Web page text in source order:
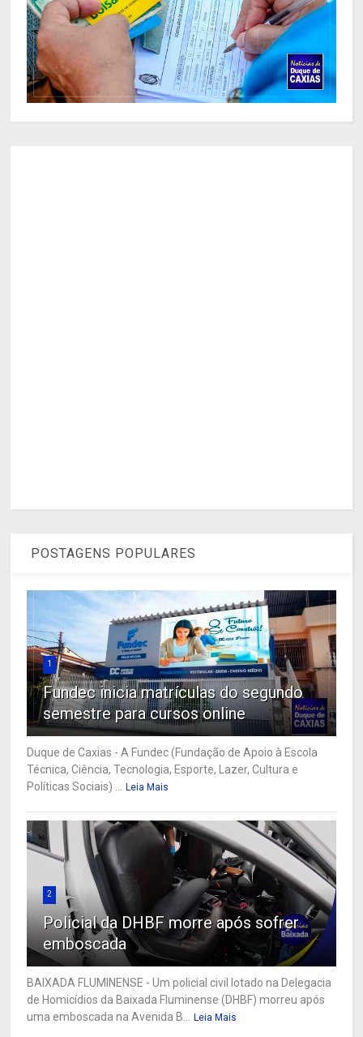
POSTAGENS POPULARES
1
Fundec inicia matrículas do segundo
semestre para cursos online
Duque de Caxias - A Fundec (Fundação de Apoio à Escola
Técnica, Ciência, Tecnologia, Esporte, Lazer, Cultura e
Políticas Sociais) ... Leia Mais
2
Policial da DHBF morre após sofrer
emboscada
BAIXADA FLUMINENSE - Um policial civil lotado na Delegacia
de Homicídios da Baixada Fluminense (DHBF) morreu após
uma emboscada na Avenida B... Leia Mais